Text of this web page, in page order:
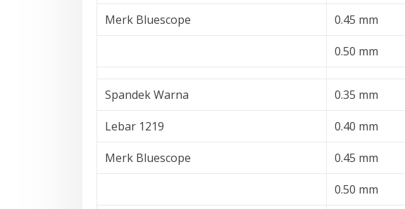
Merk Bluescope 0.45 mm
0.50 mm
Spandek Warna 0.35 mm
Lebar 1219 0.40 mm
Merk Bluescope 0.45 mm
0.50 mm